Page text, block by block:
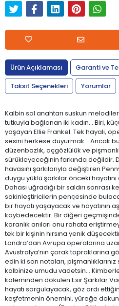
Ürün Açıklaması
Garanti ve
Taksit Seçenekleri
Yorumlar
Kalbin sol anahtarı suskun
tutkuyla bağlanan iki kadın… Biri,
yaşayan Ellie Frankel. Tek hayali,
sesini herkese duyurmak… Ancak
düzenbazlık, açgözlülük ve
sürükleyeceğinin farkında değildir.
havasını şarkılarıyla değiştiren
duygu yüklü şarkılar önceki
Dahası uğradığı bir saldırı sonrası
sakinleştiricilerin pençesinde
bir hayatı yaşayacak ve hayatının
kaybedecektir. Bir diğeri
karanlık anıları onu rahata
tek bir kişinin hırsına yenik
Londra’dan Avrupa operalarına
Avustralya’nın çorak topraklarına
edin ki son notaları, pişmanlıklarınız
kalbinize umudu vadetsin…
kaleminden dökülen Esir Şarkılar
hayatı sorgulayacak, göz ardı
keşfetmenin önemini, yüreğe